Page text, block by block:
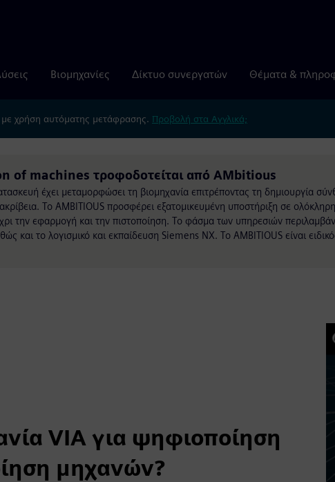
Βιομηχανίες Δίκτυο συνεργατών Θέματα &
με χρήση αυτόματης μετάφρασης. Προβολή στα Αγγλικά;
of machines τροφοδοτείται από AMbitious
έχει μεταμορφώσει τη βιομηχανία επιτρέποντας τη δημιουργία
Το AMBITIOUS προσφέρει εξατομικευμένη υποστήριξη σε
την εφαρμογή και την πιστοποίηση. Το φάσμα των υπηρεσιών
και το λογισμικό και εκπαίδευση Siemens NX. Το AMBITIOUS είναι
VIA για ψηφιοποίηση
μηχανών?